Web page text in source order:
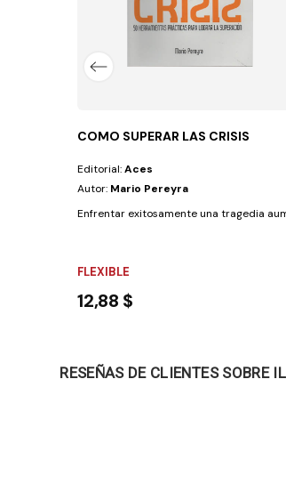
COMO SUPERAR LAS CRISIS
Editorial:Aces
Autor: Mario Pereyra
Enfrentar exitosamente una tragedia
FLEXIBLE
12,88 $
RESEÑAS DE CLIENTES SOBRE